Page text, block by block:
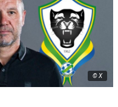
© X